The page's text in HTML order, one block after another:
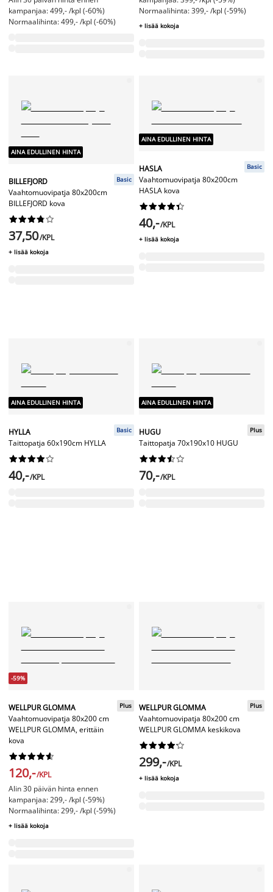
kampanjaa: 499,- /kpl (-60%)
Normaalihinta: 499,- /kpl (-60%)
Normaalihinta: 399,- /kpl (-59%)
+ lisää kokoja
AINA EDULLINEN HINTA
BILLEFJORD
Vaahtomuovipatja 80x200cm
BILLEFJORD kova
Basic






37,50/KPL
+ lisää kokoja
AINA EDULLINEN HINTA
HASLA
Vaahtomuovipatja 80x200cm
HASLA kova
Basic






40,-/KPL
+ lisää kokoja
AINA EDULLINEN HINTA
HYLLA
Taittopatja 60x190cm HYLLA
Basic






40,-/KPL
AINA EDULLINEN HINTA
HUGU
Taittopatja 70x190x10 HUGU
Plus






70,-/KPL
-59%
WELLPUR GLOMMA
Vaahtomuovipatja 80x200 cm
WELLPUR GLOMMA, erittäin
kova
Plus






120,-/KPL
Alin 30 päivän hinta ennen
kampanjaa: 299,- /kpl (-59%)
Normaalihinta: 299,- /kpl (-59%)
+ lisää kokoja
WELLPUR GLOMMA
Vaahtomuovipatja 80x200 cm
WELLPUR GLOMMA keskikova
Plus






299,-/KPL
+ lisää kokoja